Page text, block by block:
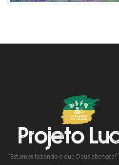
“Estamos fazendo o que Deus abençoa!”